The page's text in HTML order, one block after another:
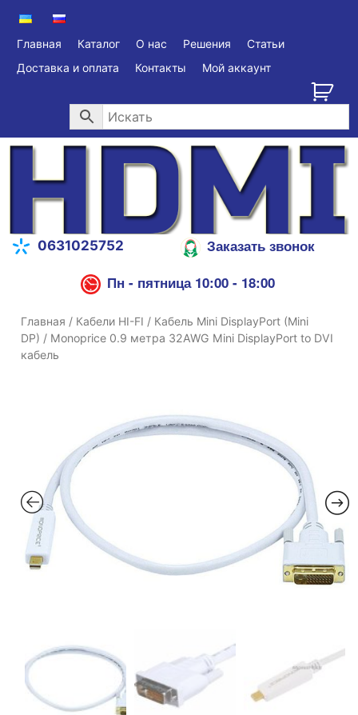
Главная Каталог О нас Решения
Статьи
Доставка и оплата
Контакты Мой аккаунт
0631025752
Заказать звонок
Пн - пятница 10:00 - 18:00
Главная / Кабели HI-FI / Кабель Mini DisplayPort (Mini
DP) / Monoprice 0.9 метра 32AWG Mini DisplayPort to DVI
кабель